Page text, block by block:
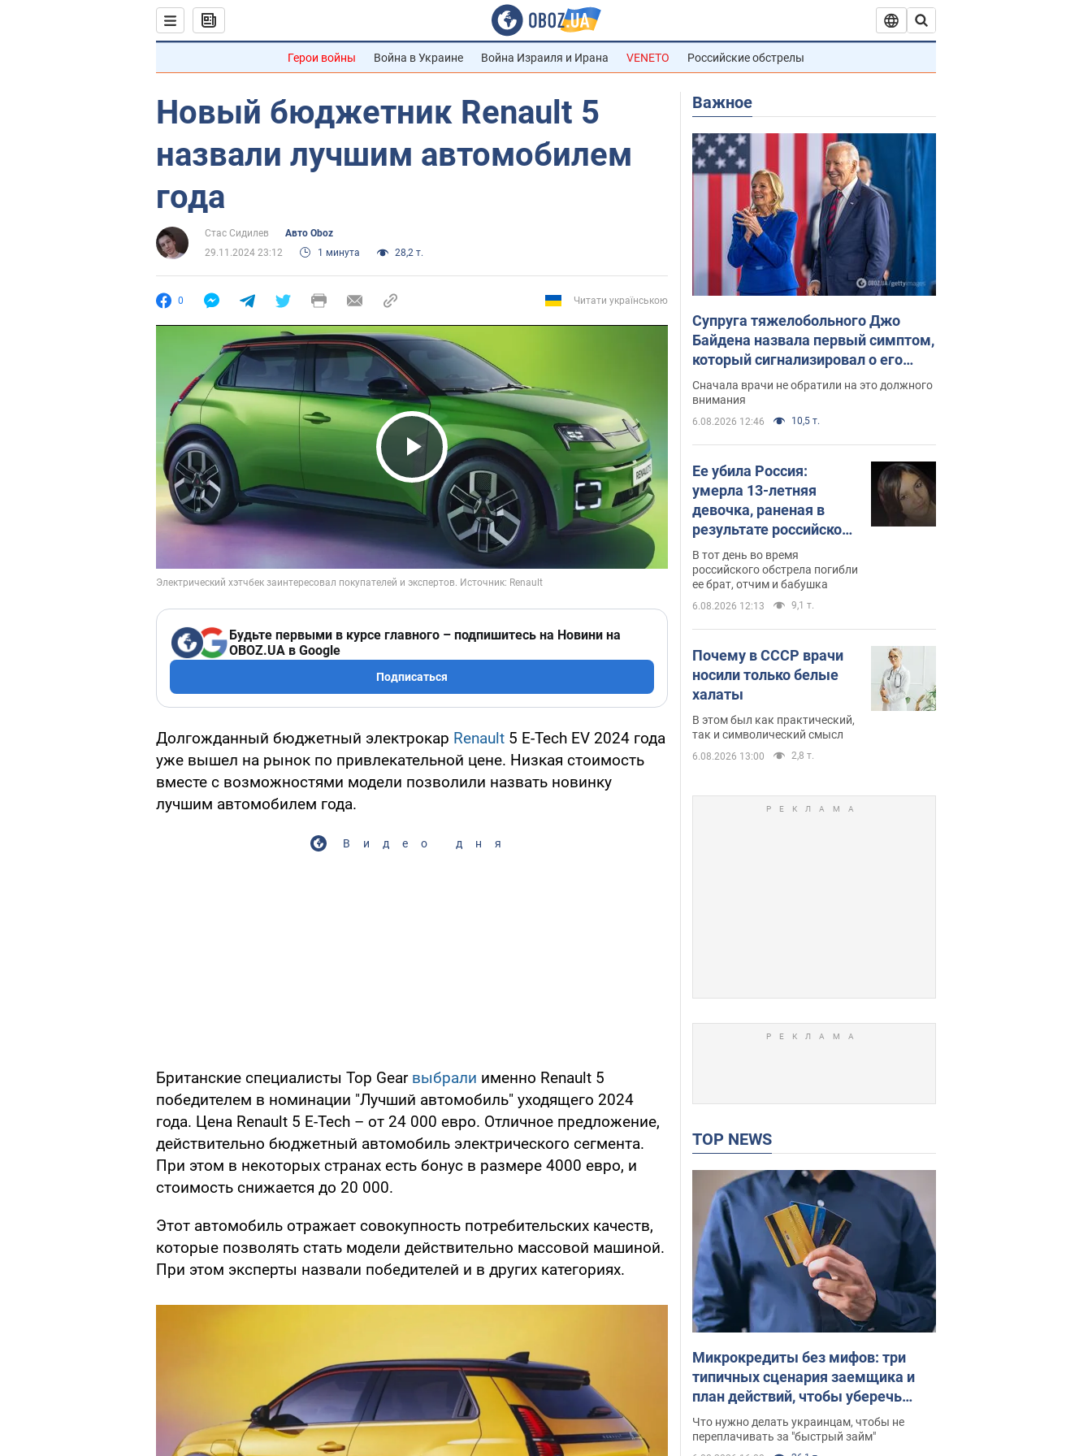
Герои войны Война в Украине Война Израиля и Ирана VENETO Российские обстрелы
Новый бюджетник Renault 5
назвали лучшим автомобилем
года
Стас Сидилев
Авто Oboz
29.11.2024 23:12
1 минута 28,2 т.
0 Читати українською
Play Video
Будьте первыми в курсе главного – подпишитесь на Новини на
OBOZ.UA в Google
Подписаться
Долгожданный бюджетный электрокар Renault 5 E-Tech EV 2024 года
уже вышел на рынок по привлекательной цене. Низкая стоимость
вместе с возможностями модели позволили назвать новинку
лучшим автомобилем года.
Видео дня
Британские специалисты Top Gear выбрали именно Renault 5
победителем в номинации "Лучший автомобиль" уходящего 2024
года. Цена Renault 5 E-Tech – от 24 000 евро. Отличное предложение,
действительно бюджетный автомобиль электрического сегмента.
При этом в некоторых странах есть бонус в размере 4000 евро, и
стоимость снижается до 20 000.
Этот автомобиль отражает совокупность потребительских качеств,
которые позволять стать модели действительно массовой машиной.
При этом эксперты назвали победителей и в других категориях.
Важное
Супруга тяжелобольного Джо
Байдена назвала первый симптом,
который сигнализировал о его
"агрессивном" раке
Сначала врачи не обратили на это должного
внимания
6.08.2026 12:46 10,5 т.
Ее убила Россия:
умерла 13-летняя
девочка, раненая в
результате российской
атаки на Сумскую
область. Фото
В тот день во время
российского обстрела погибли
ее брат, отчим и бабушка
6.08.2026 12:13 9,1 т.
Почему в СССР врачи
носили только белые
халаты
В этом был как практический,
так и символический смысл
6.08.2026 13:00 2,8 т.
TOP NEWS
Микрокредиты без мифов: три
типичных сценария заемщика и
план действий, чтобы уберечь
свои деньги
Что нужно делать украинцам, чтобы не
переплачивать за "быстрый займ"